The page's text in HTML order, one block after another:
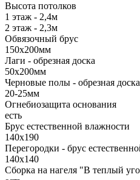
Высота потолков
1 этаж - 2,4м
2 этаж - 2,3м
Обвязочный брус
150х200мм
Лаги - обрезная доска
50х200мм
Черновые полы - обрезная доска
20-25мм
Огнебиозащита основания
есть
Брус естественной влажности
140х190
Перегородки - брус
140х140
Сборка на нагеля "В теплый